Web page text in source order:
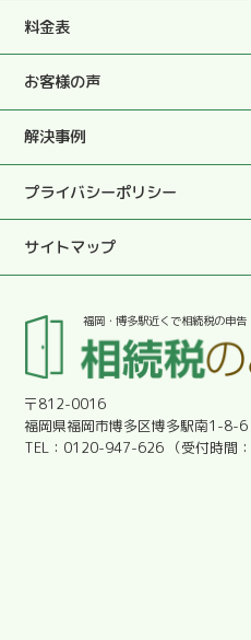
柔和な人柄、顧客の身に立っ
2025.05.27
この度は大変お世話になりま
2025.05.27
とても優しく丁寧に対応して
た。感謝です。
2025.05.27
明朗会計であった。
福岡・博多駅近くで相続税の申告
〒812-0016
福岡県福岡市博多区博多駅南1-8-
0120-947-626
料金表
お客様の声
解決事例
プライバシーポリシー
サイトマップ